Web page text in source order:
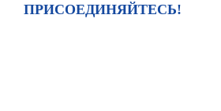
ПРИСОЕДИНЯЙТЕСЬ!